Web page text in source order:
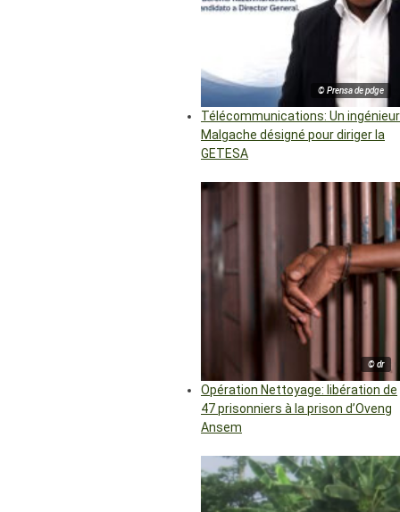
© Prensa de pdge
Télécommunications: Un ingénieur
Malgache désigné pour diriger la
GETESA
© dr
Opération Nettoyage: libération de
47 prisonniers à la prison d’Oveng
Ansem